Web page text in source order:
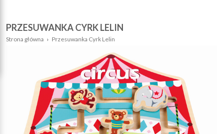
PRZESUWANKA CYRK LELIN
Strona główna › Przesuwanka Cyrk Lelin